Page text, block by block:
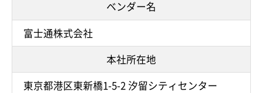
ベンダー名
富士通株式会社
本社所在地
東京都港区東新橋1-5-2 汐留シティセンター